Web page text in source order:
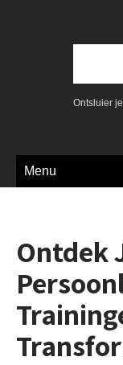
Ontsluier
Menu
Ontdek